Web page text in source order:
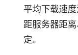
平均下载速
距服务器距
定。